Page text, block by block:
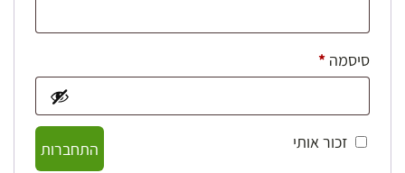
סיסמה *חובה
זכור אותי
התחברות